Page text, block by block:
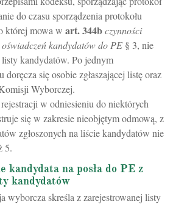
do czasu sporządzenia protokołu
której mowa w art.344bczynności
kandydatów do PE § 3, nie
kandydatów. Po jednym
doręcza się osobie zgłaszającej listę oraz
Wyborczej.
w odniesieniu do niektórych
się w zakresie nieobjętym odmową, z
zgłoszonych na liście kandydatów nie
5.
na posła do PE z
kandydatów
wyborcza skreśla z zarejestrowanej listy